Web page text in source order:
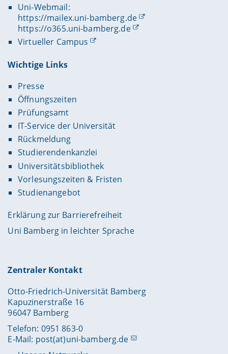
Uni-Webmail:
https://mailex.uni-bamberg.de
https://o365.uni-bamberg.de
Virtueller Campus
Wichtige Links
Presse
Öffnungszeiten
Prüfungsamt
IT-Service der Universität
Rückmeldung
Studierendenkanzlei
Universitätsbibliothek
Vorlesungszeiten & Fristen
Studienangebot
Erklärung zur Barrierefreiheit
Uni Bamberg in leichter Sprache
Zentraler Kontakt
Otto-Friedrich-Universität Bamberg
Kapuzinerstraße 16
96047 Bamberg
Telefon: 0951 863-0
E-Mail: post(at)uni-bamberg.de